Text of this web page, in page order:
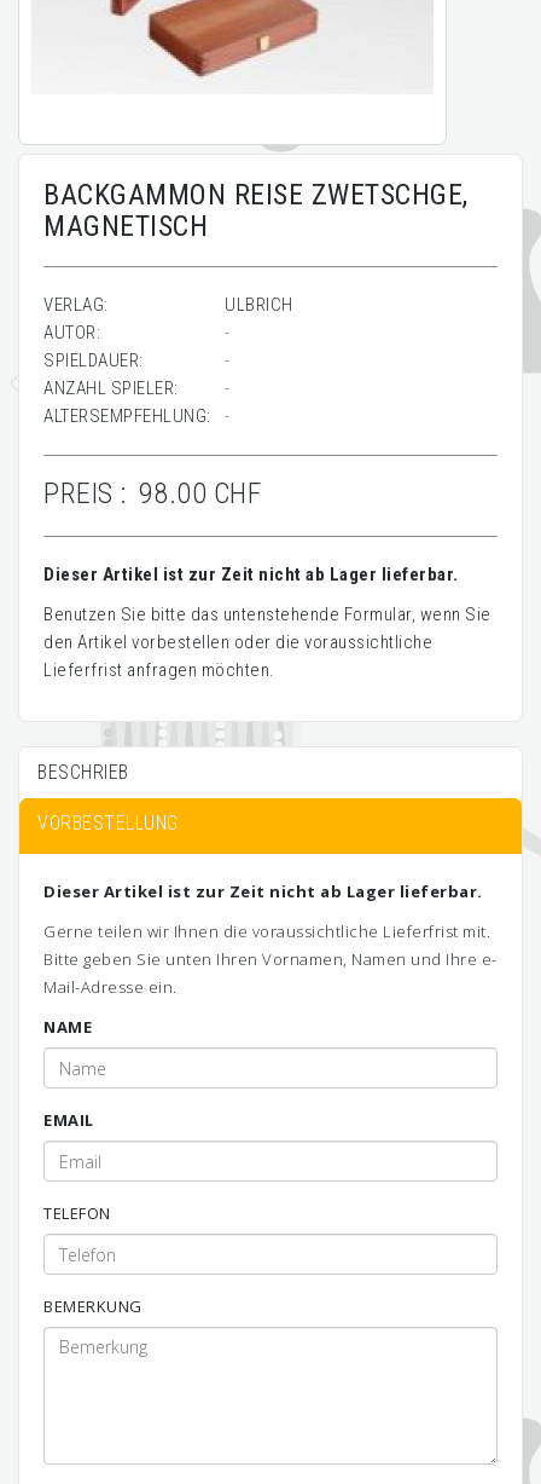
BACKGAMMON REISE ZWETSCHGE,
MAGNETISCH
VERLAG:
ULBRICH
AUTOR:
-
SPIELDAUER:
-
ANZAHL SPIELER:
-
ALTERSEMPFEHLUNG:
-
PREIS : 98.00 CHF
Dieser Artikel ist zur Zeit nicht ab Lager lieferbar.
Benutzen Sie bitte das untenstehende Formular, wenn Sie
den Artikel vorbestellen oder die voraussichtliche
Lieferfrist anfragen möchten.
BESCHRIEB
VORBESTELLUNG
Dieser Artikel ist zur Zeit nicht ab Lager lieferbar.
Gerne teilen wir Ihnen die voraussichtliche Lieferfrist mit.
Bitte geben Sie unten Ihren Vornamen, Namen und Ihre e-
Mail-Adresse ein.
NAME
EMAIL
TELEFON
BEMERKUNG